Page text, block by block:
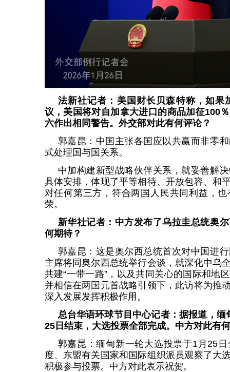
法新社记者：美国财长贝森特称，如果
议，美国将对自加拿大进口的商品加征100
六作出相同警告。外交部对此有何评论？
郭嘉昆：中国主张各国应以共赢而非零
式处理国与国关系。
中加构建新型战略伙伴关系，就妥善解
具体安排，体现了平等相待、开放包容、和
对任何第三方，符合两国人民共同利益，
荣。
新华社记者：中方发布了乌拉圭总统奥
何期待？
郭嘉昆：这是奥尔西总统首次对中国进
主席将同奥尔西总统举行会谈，就深化中乌
共建“一带一路”，以及共同关心的国际和地
并相信在两国元首战略引领下，此访将为推
深入发展发挥积极作用。
总台华语环球节目中心记者：据报道，
25日结束，大选投票全部完成。中方对此有
郭嘉昆：缅甸新一轮大选投票于1月25
度、东盟有关国家和国际组织派员观察了大
积极参与投票。中方对此表示祝贺。